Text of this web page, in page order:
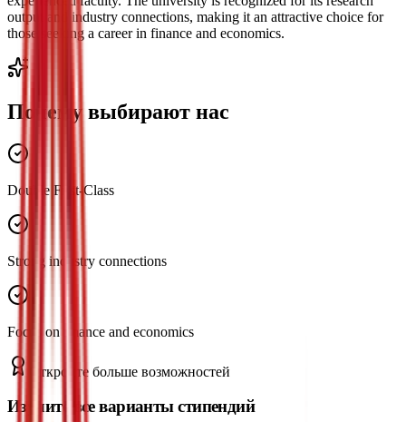
output and industry connections, making it an attractive choice for
those seeking a career in finance and economics.
Почему выбирают нас
Double First-Class
Strong industry connections
Focus on finance and economics
Откройте больше возможностей
Изучите все варианты стипендий